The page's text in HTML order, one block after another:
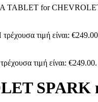
TABLET for
τιμή είναι:
τιμή είναι: €249.00.
SPARK